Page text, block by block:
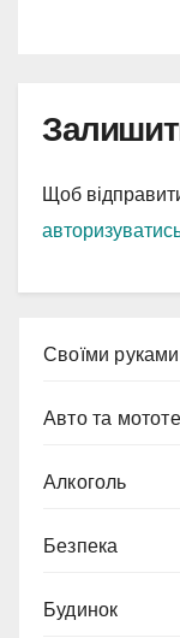
Щоб
Cвоїми руками
Авто та
Алкоголь
Безпека
Будинок